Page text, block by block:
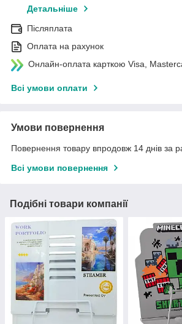
Детальніше
Післяплата
Оплата на рахунок
Онлайн-оплата карткою Visa,
Всі умови оплати
Умови повернення
Повернення товару впродовж 14 днів за
Всі умови повернення
Подібні товари компанії